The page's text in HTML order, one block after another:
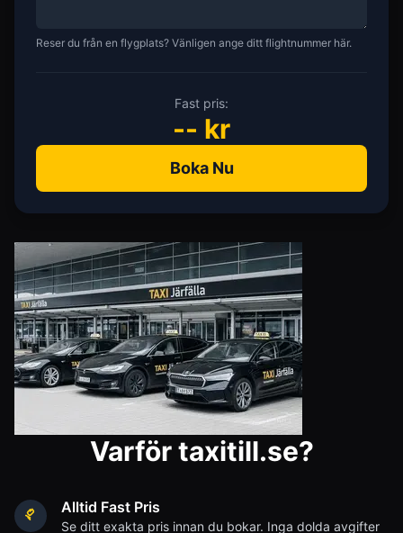
Reser du från en flygplats? Vänligen ange ditt flightnummer här.
Fast pris:
-- kr
Boka Nu
Varför taxitill.se?
Alltid Fast Pris
Se ditt exakta pris innan du bokar. Inga dolda avgifter